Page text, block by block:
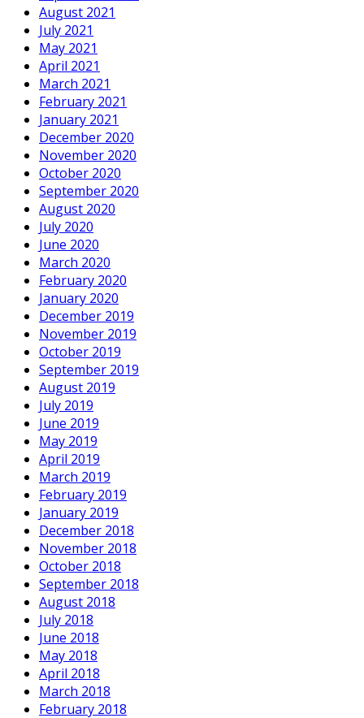
August 2021
July 2021
May 2021
April 2021
March 2021
February 2021
January 2021
December 2020
November 2020
October 2020
September 2020
August 2020
July 2020
June 2020
March 2020
February 2020
January 2020
December 2019
November 2019
October 2019
September 2019
August 2019
July 2019
June 2019
May 2019
April 2019
March 2019
February 2019
January 2019
December 2018
November 2018
October 2018
September 2018
August 2018
July 2018
June 2018
May 2018
April 2018
March 2018
February 2018